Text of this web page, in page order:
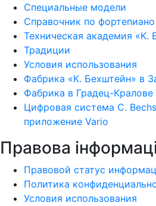
Специальные модели
Справочник по фортепиано
Техническая академия «K.
Традиции
Условия использования
Фабрика «К. Бехштейн» в
Фабрика в Градец-Кралове
Цифровая система C.
приложение Vario
Правова
Правовой статус
Политика
Условия использования